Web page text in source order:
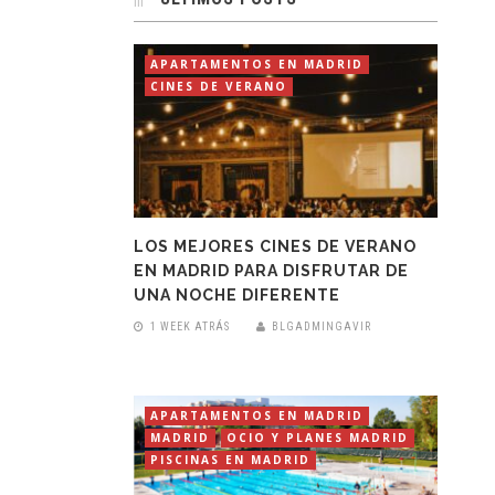
APARTAMENTOS EN MADRID
CINES DE VERANO
LOS MEJORES CINES DE VERANO
EN MADRID PARA DISFRUTAR DE
UNA NOCHE DIFERENTE
1 WEEK ATRÁS BLGADMINGAVIR
APARTAMENTOS EN MADRID
MADRID
OCIO Y PLANES MADRID
PISCINAS EN MADRID